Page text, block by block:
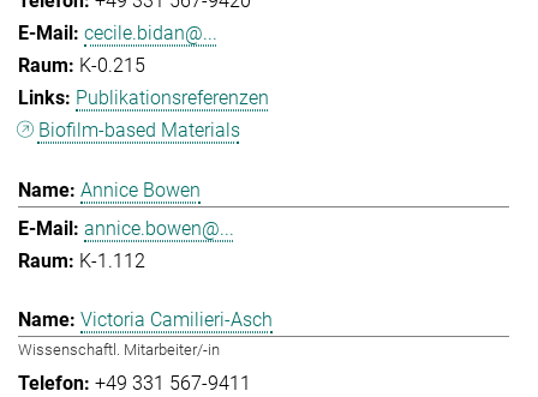
cecile.bidan@...
K-0.215
Publikationsreferenzen
Biofilm-based Materials
Annice Bowen
annice.bowen@...
K-1.112
Victoria Camilieri-Asch
Wissenschaftl. Mitarbeiter/-in
+49 331 567-9411